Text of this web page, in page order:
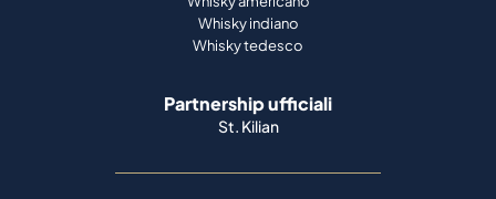
Whisky indiano
Whisky tedesco
Partnership ufficiali
St. Kilian